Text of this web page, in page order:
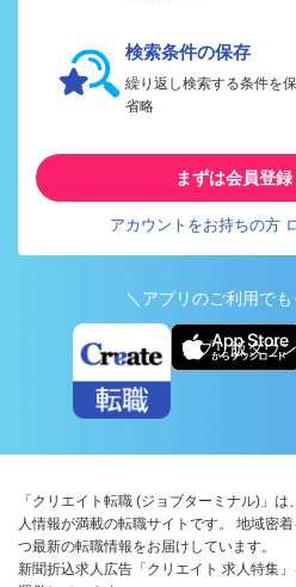
検索条件の保存
繰り返し検索する条件を
省略
まずは会員登録
アカウントをお持ちの方
＼アプリのご利用で
アプリ版ダウ
「クリエイト転職 (ジョブターミナル)」
人情報が満載の転職サイトです。 地域密
つ最新の転職情報をお届けしています。
新聞折込求人広告「クリエイト 求人特集